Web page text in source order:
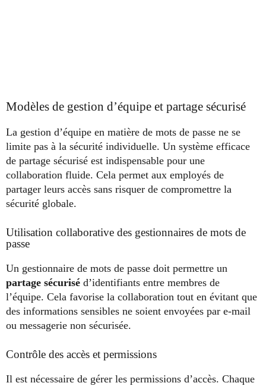
Modèles de gestion d’équipe et partage sécurisé
La gestion d’équipe en matière de mots de passe ne se
limite pas à la sécurité individuelle. Un système efficace
de partage sécurisé est indispensable pour une
collaboration fluide. Cela permet aux employés de
partager leurs accès sans risquer de compromettre la
sécurité globale.
Utilisation collaborative des gestionnaires de mots de
passe
Un gestionnaire de mots de passe doit permettre un
partage sécurisé d’identifiants entre membres de
l’équipe. Cela favorise la collaboration tout en évitant que
des informations sensibles ne soient envoyées par e-mail
ou messagerie non sécurisée.
Contrôle des accès et permissions
Il est nécessaire de gérer les permissions d’accès. Chaque